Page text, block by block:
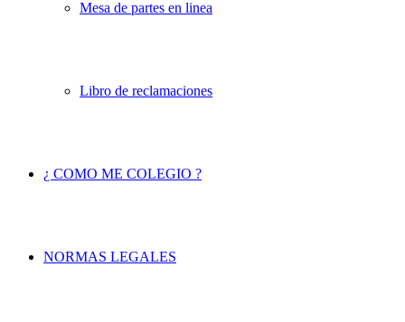
Mesa de partes en linea
Libro de reclamaciones
¿ COMO ME COLEGIO ?
NORMAS LEGALES